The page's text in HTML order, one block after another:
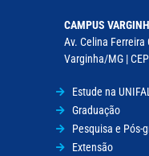
CAMPUS
Av. Celina
Varginha/MG |
Estude na
Graduação
Pesquisa e Pós-
Extensão